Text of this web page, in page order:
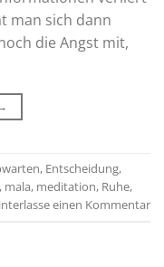
man sich dann
die Angst mit,
, Entscheidung,
, mala, meditation, Ruhe,
einen Kommentar